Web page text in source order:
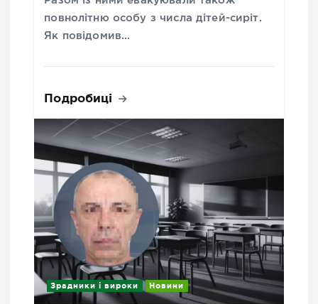
повнолітню особу з числа дітей-сиріт.
Як повідомив…
Подробиці
Зрадники і вироки Новини